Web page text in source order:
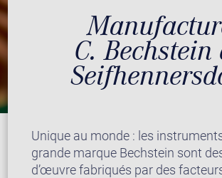
C. Bechstein
Unique au monde : les
grande marque Bechstein sont
d’œuvre fabriqués par des